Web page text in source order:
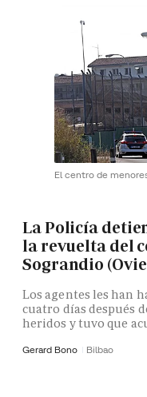
El centro de
La Policía
la revuelta del
Sograndio
Los agentes les han
cuatro días después
heridos y tuvo que
Gerard Bono Bilbao